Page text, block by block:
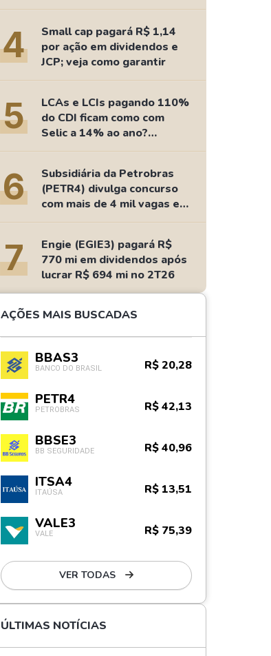
4
Small cap pagará R$ 1,14
por ação em dividendos e
JCP; veja como garantir
5
LCAs e LCIs pagando 110%
do CDI ficam como com
Selic a 14% ao ano?
Fizemos as contas
6
Subsidiária da Petrobras
(PETR4) divulga concurso
com mais de 4 mil vagas e
salários de até R$ 15 mil
7
Engie (EGIE3) pagará R$
770 mi em dividendos após
lucrar R$ 694 mi no 2T26
AÇÕES MAIS BUSCADAS
BBAS3
BANCO DO BRASIL R$ 20,28
PETR4
PETROBRAS R$ 42,13
BBSE3
BB SEGURIDADE R$ 40,96
ITSA4
ITAÚSA R$ 13,51
VALE3
VALE R$ 75,39
VER TODAS
ÚLTIMAS NOTÍCIAS